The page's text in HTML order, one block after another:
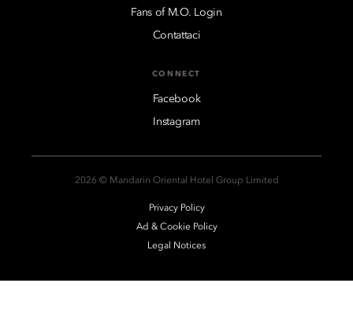
Fans of M.O. Login
Contattaci
CONNECT
Facebook
Instagram
2026 © Mandarin Oriental Hotel Group Limited
Privacy Policy
Ad & Cookie Policy
Legal Notices